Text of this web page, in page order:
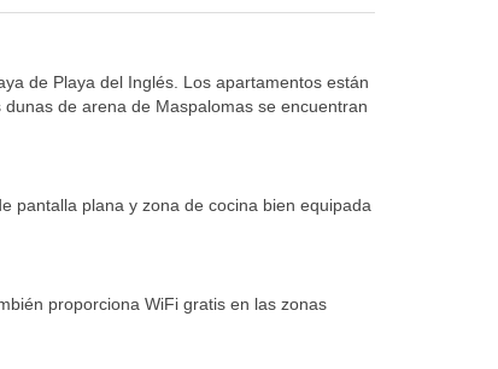
de Playa del Inglés. Los apartamentos están
de arena de Maspalomas se encuentran
pantalla plana y zona de cocina bien equipada
proporciona WiFi gratis en las zonas